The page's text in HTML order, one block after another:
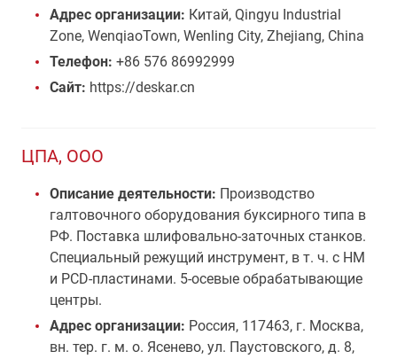
Адрес организации: Китай, Qingyu Industrial
Zone, WenqiaoTown, Wenling City, Zhejiang, China
Телефон: +86 576 86992999
Сайт: https://deskar.cn
ЦПА, ООО
Описание деятельности: Производство
галтовочного оборудования буксирного типа в
РФ. Поставка шлифовально-заточных станков.
Специальный режущий инструмент, в т. ч. с HM
и PCD-пластинами. 5-осевые обрабатывающие
центры.
Адрес организации: Россия, 117463, г. Москва,
вн. тер. г. м. о. Ясенево, ул. Паустовского, д. 8,